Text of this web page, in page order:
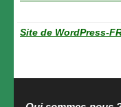
Site de WordPress-